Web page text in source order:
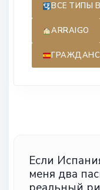
ВСЕ ТИПЫ
ARRAIGO
Если
меня два